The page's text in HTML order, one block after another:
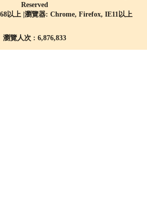
Reserved
以上 |瀏覽器: Chrome, Firefox, IE11以上
瀏覽人次 : 6,876,833